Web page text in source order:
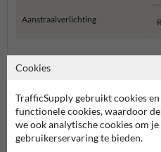
Aanstraalverlichting
Cookies
TrafficSupply gebruikt cookies
functionele cookies, waardoor
we ook analytische cookies om
gebruikerservaring te bieden.